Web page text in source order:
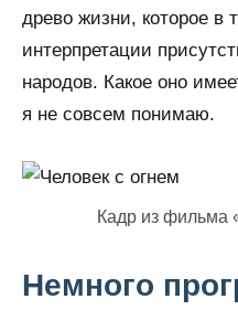
древо жизни, которое в
интерпретации
народов. Какое оно
я не совсем понимаю.
Кадр из фильма
Немного